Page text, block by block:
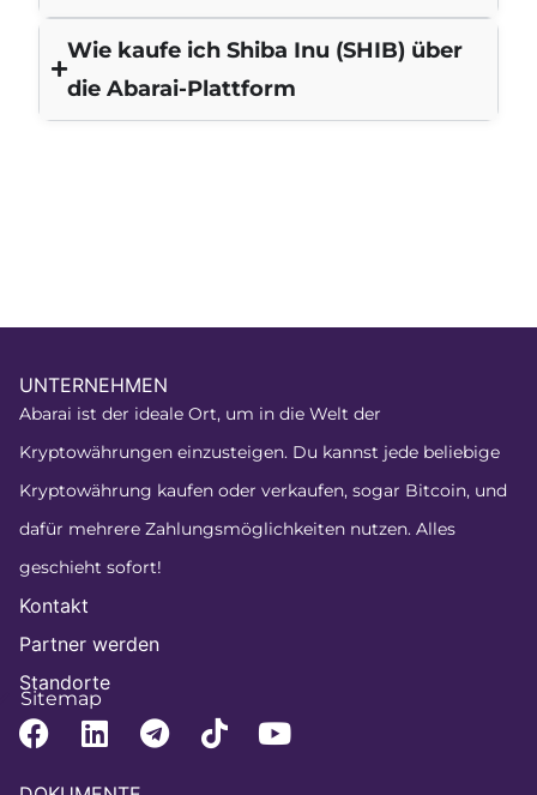
Wie kaufe ich Shiba Inu (SHIB) über
die Abarai-Plattform
UNTERNEHMEN
Abarai ist der ideale Ort, um in die Welt der
Kryptowährungen einzusteigen. Du kannst jede beliebige
Kryptowährung kaufen oder verkaufen, sogar Bitcoin, und
dafür mehrere Zahlungsmöglichkeiten nutzen. Alles
geschieht sofort!
Kontakt
Partner werden
Standorte
Sitemap